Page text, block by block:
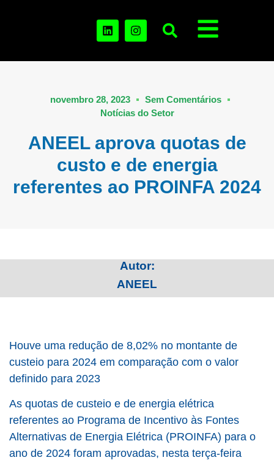
novembro 28, 2023
Sem Comentários
Notícias do Setor
ANEEL aprova quotas de
custo e de energia
referentes ao PROINFA 2024
Autor:
ANEEL
Houve uma redução de 8,02% no montante de
custeio para 2024 em comparação com o valor
definido para 2023
As quotas de custeio e de energia elétrica
referentes ao Programa de Incentivo às Fontes
Alternativas de Energia Elétrica (PROINFA) para o
ano de 2024 foram aprovadas, nesta terça-feira